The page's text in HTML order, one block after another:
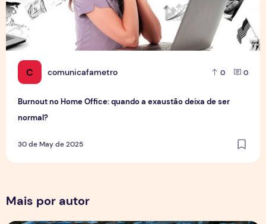
C comunicafametro 0 0
Burnout no Home Office: quando a exaustão deixa de ser
normal?
30 de May de 2025
Mais por autor